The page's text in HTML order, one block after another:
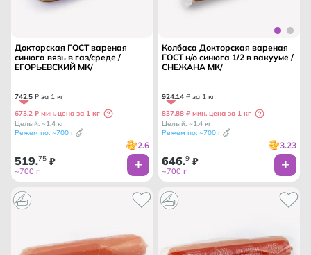
Докторская ГОСТ вареная
синюга вязь в газ/среде /
ЕГОРЬЕВСКИЙ МК/
742.5 ₽ за 1 кг
673.2 ₽ мин. цена за 1 кг
Целый: ~1.4 кг
Режем по: ~700 г
2.6
519.75 ₽
~700 г
Колбаса Докторская вареная
ГОСТ н/о синюга 1/2 в вакууме /
СНЕЖАНА МК/
924.14 ₽ за 1 кг
837.88 ₽ мин. цена за 1 кг
Целый: ~1.4 кг
Режем по: ~700 г
3.23
646.9 ₽
~700 г